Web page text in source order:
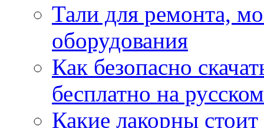
Тали для ремонта,
оборудования
Как безопасно
бесплатно на
Какие лакорны